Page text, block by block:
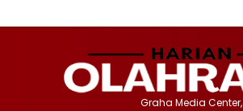
Graha Media Center,